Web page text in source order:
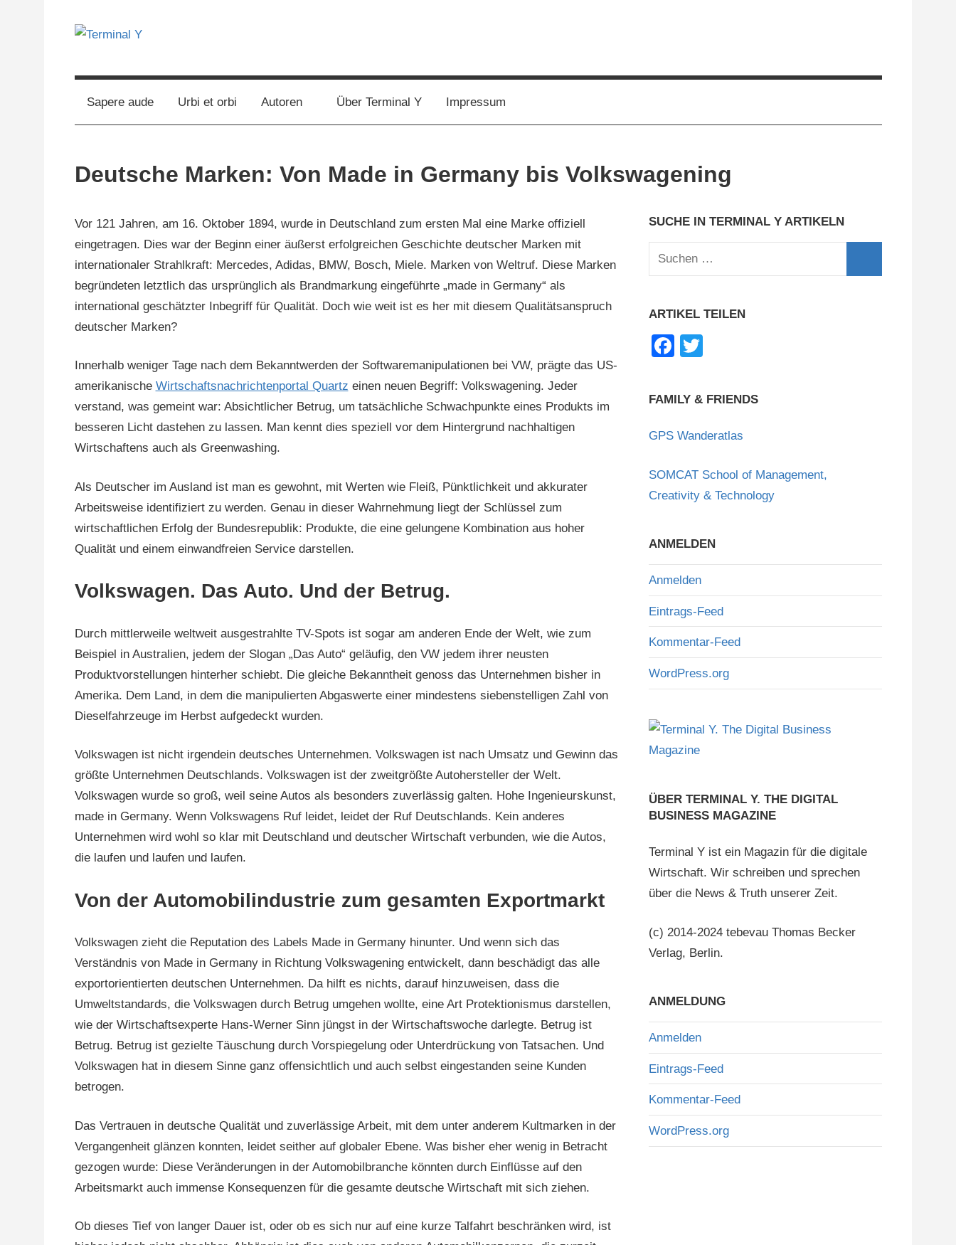
Terminal
Y
Digital
Business
Sapere aude Urbi et orbi Autoren Über Terminal Y Impressum
Deutsche Marken: Von Made in Germany bis Volkswagening
15.
Oktober
2015
terminal-
y
Urbi
et
orbi
Vor 121 Jahren, am 16. Oktober 1894, wurde in Deutschland zum ersten Mal eine Marke offiziell
eingetragen. Dies war der Beginn einer äußerst erfolgreichen Geschichte deutscher Marken mit
internationaler Strahlkraft: Mercedes, Adidas, BMW, Bosch, Miele. Marken von Weltruf. Diese Marken
begründeten letztlich das ursprünglich als Brandmarkung eingeführte „made in Germany“ als
international geschätzter Inbegriff für Qualität. Doch wie weit ist es her mit diesem Qualitätsanspruch
deutscher Marken?
Innerhalb weniger Tage nach dem Bekanntwerden der Softwaremanipulationen bei VW, prägte das US-
amerikanische Wirtschaftsnachrichtenportal Quartz einen neuen Begriff: Volkswagening. Jeder
verstand, was gemeint war: Absichtlicher Betrug, um tatsächliche Schwachpunkte eines Produkts im
besseren Licht dastehen zu lassen. Man kennt dies speziell vor dem Hintergrund nachhaltigen
Wirtschaftens auch als Greenwashing.
Als Deutscher im Ausland ist man es gewohnt, mit Werten wie Fleiß, Pünktlichkeit und akkurater
Arbeitsweise identifiziert zu werden. Genau in dieser Wahrnehmung liegt der Schlüssel zum
wirtschaftlichen Erfolg der Bundesrepublik: Produkte, die eine gelungene Kombination aus hoher
Qualität und einem einwandfreien Service darstellen.
Volkswagen. Das Auto. Und der Betrug.
Durch mittlerweile weltweit ausgestrahlte TV-Spots ist sogar am anderen Ende der Welt, wie zum
Beispiel in Australien, jedem der Slogan „Das Auto“ geläufig, den VW jedem ihrer neusten
Produktvorstellungen hinterher schiebt. Die gleiche Bekanntheit genoss das Unternehmen bisher in
Amerika. Dem Land, in dem die manipulierten Abgaswerte einer mindestens siebenstelligen Zahl von
Dieselfahrzeuge im Herbst aufgedeckt wurden.
Volkswagen ist nicht irgendein deutsches Unternehmen. Volkswagen ist nach Umsatz und Gewinn das
größte Unternehmen Deutschlands. Volkswagen ist der zweitgrößte Autohersteller der Welt.
Volkswagen wurde so groß, weil seine Autos als besonders zuverlässig galten. Hohe Ingenieurskunst,
made in Germany. Wenn Volkswagens Ruf leidet, leidet der Ruf Deutschlands. Kein anderes
Unternehmen wird wohl so klar mit Deutschland und deutscher Wirtschaft verbunden, wie die Autos,
die laufen und laufen und laufen.
Von der Automobilindustrie zum gesamten Exportmarkt
Volkswagen zieht die Reputation des Labels Made in Germany hinunter. Und wenn sich das
Verständnis von Made in Germany in Richtung Volkswagening entwickelt, dann beschädigt das alle
exportorientierten deutschen Unternehmen. Da hilft es nichts, darauf hinzuweisen, dass die
Umweltstandards, die Volkswagen durch Betrug umgehen wollte, eine Art Protektionismus darstellen,
wie der Wirtschaftsexperte Hans-Werner Sinn jüngst in der Wirtschaftswoche darlegte. Betrug ist
Betrug. Betrug ist gezielte Täuschung durch Vorspiegelung oder Unterdrückung von Tatsachen. Und
Volkswagen hat in diesem Sinne ganz offensichtlich und auch selbst eingestanden seine Kunden
betrogen.
Das Vertrauen in deutsche Qualität und zuverlässige Arbeit, mit dem unter anderem Kultmarken in der
Vergangenheit glänzen konnten, leidet seither auf globaler Ebene. Was bisher eher wenig in Betracht
gezogen wurde: Diese Veränderungen in der Automobilbranche könnten durch Einflüsse auf den
Arbeitsmarkt auch immense Konsequenzen für die gesamte deutsche Wirtschaft mit sich ziehen.
Ob dieses Tief von langer Dauer ist, oder ob es sich nur auf eine kurze Talfahrt beschränken wird, ist
SUCHE IN TERMINAL Y ARTIKELN
Suchen
ARTIKEL TEILEN
F
c
b
o
k
tt
FAMILY & FRIENDS
GPS Wanderatlas
SOMCAT School of Management,
Creativity & Technology
ANMELDEN
Anmelden
Eintrags-Feed
Kommentar-Feed
WordPress.org
ÜBER TERMINAL Y. THE DIGITAL
BUSINESS MAGAZINE
Terminal Y ist ein Magazin für die digitale
Wirtschaft. Wir schreiben und sprechen
über die News & Truth unserer Zeit.
(c) 2014-2024 tebevau Thomas Becker
Verlag, Berlin.
ANMELDUNG
Anmelden
Eintrags-Feed
Kommentar-Feed
WordPress.org